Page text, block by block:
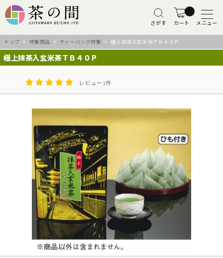
さがす カート メニュー
トップ > 特集商品 > ティーバッグ特集 > 極上抹茶入玄米茶ＴＢ４０Ｐ
極上抹茶入玄米茶ＴＢ４０Ｐ
レビュー1件